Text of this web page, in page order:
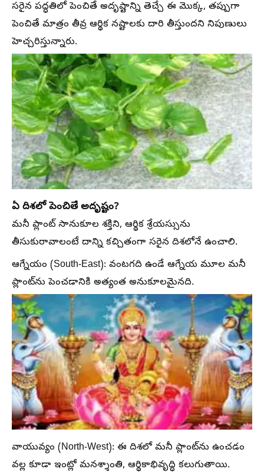
సరైన పద్ధతిలో పెంచితే అదృష్టాన్ని తెచ్చే ఈ మొక్క, తప్పుగా
పెంచితే మాత్రం తీవ్ర ఆర్థిక నష్టాలకు దారి తీస్తుందని నిపుణులు
హెచ్చరిస్తున్నారు.
ఏ దిశలో పెంచితే అదృష్టం?
మనీ ప్లాంట్‌ సానుకూల శక్తిని, ఆర్థిక శ్రేయస్సును
తీసుకురావాలంటే దాన్ని కచ్చితంగా సరైన దిశలోనే ఉంచాలి.
ఆగ్నేయం (South-East): వంటగది ఉండే ఆగ్నేయ మూల మనీ
ప్లాంట్‌ను పెంచడానికి అత్యంత అనుకూలమైనది.
వాయువ్యం (North-West): ఈ దిశలో మనీ ప్లాంట్‌ను ఉంచడం
వల్ల కూడా ఇంట్లో మనశ్శాంతి, ఆర్థికాభివృద్ధి కలుగుతాయి.